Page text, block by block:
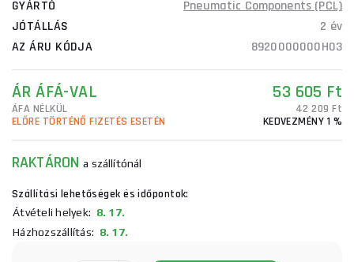
GYÁRTÓ
Pneumatic Components (PCL)
JÓTÁLLÁS
2 év
AZ ÁRU KÓDJA
8920000000H03
ÁR ÁFÁ-VAL 53 605 Ft
ÁFA NÉLKÜL
42 209 Ft
ELŐRE TÖRTÉNŐ FIZETÉS ESETÉN
KEDVEZMÉNY 1 %
RAKTÁRONa szállítónál
Szállítási lehetőségek és időpontok:
Átvételi helyek: 8. 17.
Házhozszállítás: 8. 17.